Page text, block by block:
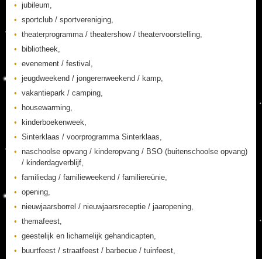
jubileum,
sportclub / sportvereniging,
theaterprogramma / theatershow / theatervoorstelling,
bibliotheek,
evenement / festival,
jeugdweekend / jongerenweekend / kamp,
vakantiepark / camping,
housewarming,
kinderboekenweek,
Sinterklaas / voorprogramma Sinterklaas,
naschoolse opvang / kinderopvang / BSO (buitenschoolse opvang)
/ kinderdagverblijf,
familiedag / familieweekend / familiereünie,
opening,
nieuwjaarsborrel / nieuwjaarsreceptie / jaaropening,
themafeest,
geestelijk en lichamelijk gehandicapten,
buurtfeest / straatfeest / barbecue / tuinfeest,